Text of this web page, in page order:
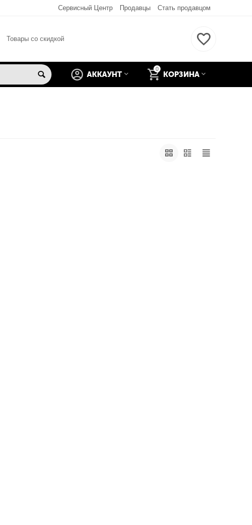
Сервисный Центр Продавцы Стать продавцом
Товары со скидкой
0
КОРЗИНА
АККАУНТ